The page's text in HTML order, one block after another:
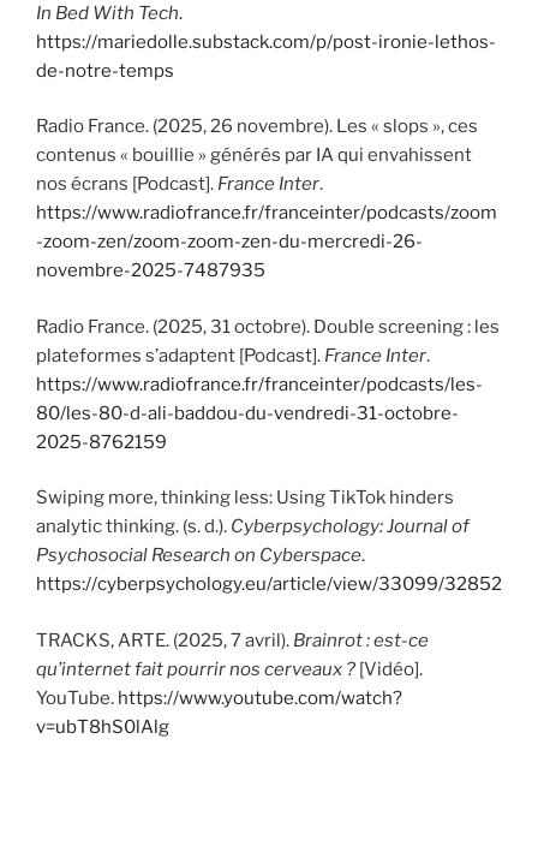
In Bed With Tech.
https://mariedolle.substack.com/p/post-ironie-lethos-
de-notre-temps
Radio France. (2025, 26 novembre). Les « slops », ces
contenus « bouillie » générés par IA qui envahissent
nos écrans [Podcast]. France Inter.
https://www.radiofrance.fr/franceinter/podcasts/zoom
-zoom-zen/zoom-zoom-zen-du-mercredi-26-
novembre-2025-7487935
Radio France. (2025, 31 octobre). Double screening : les
plateformes s’adaptent [Podcast]. France Inter.
https://www.radiofrance.fr/franceinter/podcasts/les-
80/les-80-d-ali-baddou-du-vendredi-31-octobre-
2025-8762159
Swiping more, thinking less: Using TikTok hinders
analytic thinking. (s. d.). Cyberpsychology: Journal of
Psychosocial Research on Cyberspace.
https://cyberpsychology.eu/article/view/33099/32852
TRACKS, ARTE. (2025, 7 avril). Brainrot : est-ce
qu’internet fait pourrir nos cerveaux ? [Vidéo].
YouTube. https://www.youtube.com/watch?
v=ubT8hS0lAlg